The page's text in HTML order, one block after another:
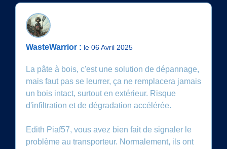
WasteWarrior : le 06 Avril 2025
La pâte à bois, c'est une solution de dépannage,
mais faut pas se leurrer, ça ne remplacera jamais
un bois intact, surtout en extérieur. Risque
d'infiltration et de dégradation accélérée.
Edith Piaf57, vous avez bien fait de signaler le
problème au transporteur. Normalement, ils ont